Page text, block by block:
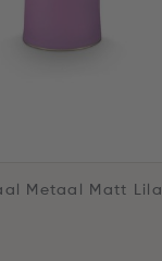
Metaal Matt Lila